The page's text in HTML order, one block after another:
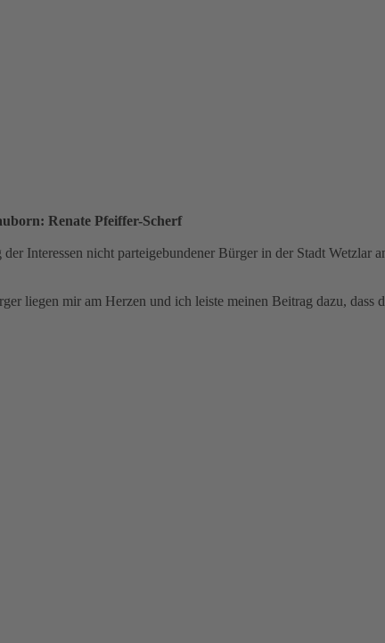
Renate Pfeiffer-Scherf
Interessen nicht parteigebundener Bürger in der Stadt Wetzlar
liegen mir am Herzen und ich leiste meinen Beitrag dazu, dass